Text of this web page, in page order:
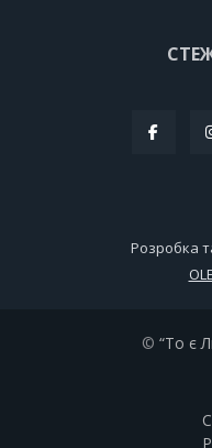
Розробка
© “То є